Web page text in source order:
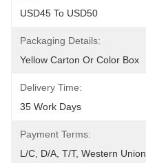
USD45 To USD50
Packaging Details:
Yellow Carton Or Color Box
Delivery Time:
35 Work Days
Payment Terms:
L/C, D/A, T/T, Western Union